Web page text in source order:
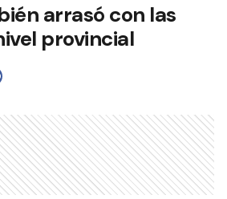
arrasó con las
provincial